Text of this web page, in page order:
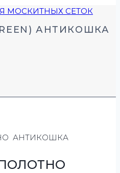
МОСКИТНЫХ СЕТОК
АНТИКОШКА
АНТИКОШКА